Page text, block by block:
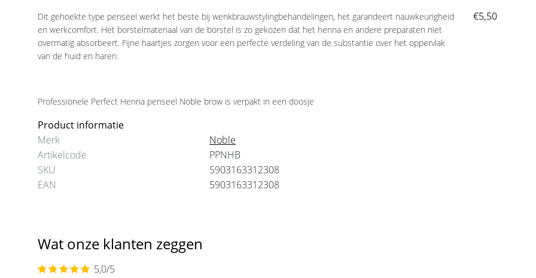
Dit gehoekte type penseel werkt het beste bij wenkbrauwstylingbehandelingen, het garandeert nauwkeurigheid
en werkcomfort. Het borstelmateriaal van de borstel is zo gekozen dat het henna en andere preparaten niet
overmatig absorbeert. Fijne haartjes zorgen voor een perfecte verdeling van de substantie over het oppervlak
van de huid en haren.
Professionele Perfect Henna penseel Noble brow is verpakt in een doosje
Product informatie
Merk
Noble
Artikelcode
PPNHB
SKU
5903163312308
EAN
5903163312308
€1,50 €4,95 €5,50
Wat onze klanten zeggen
5,0/5